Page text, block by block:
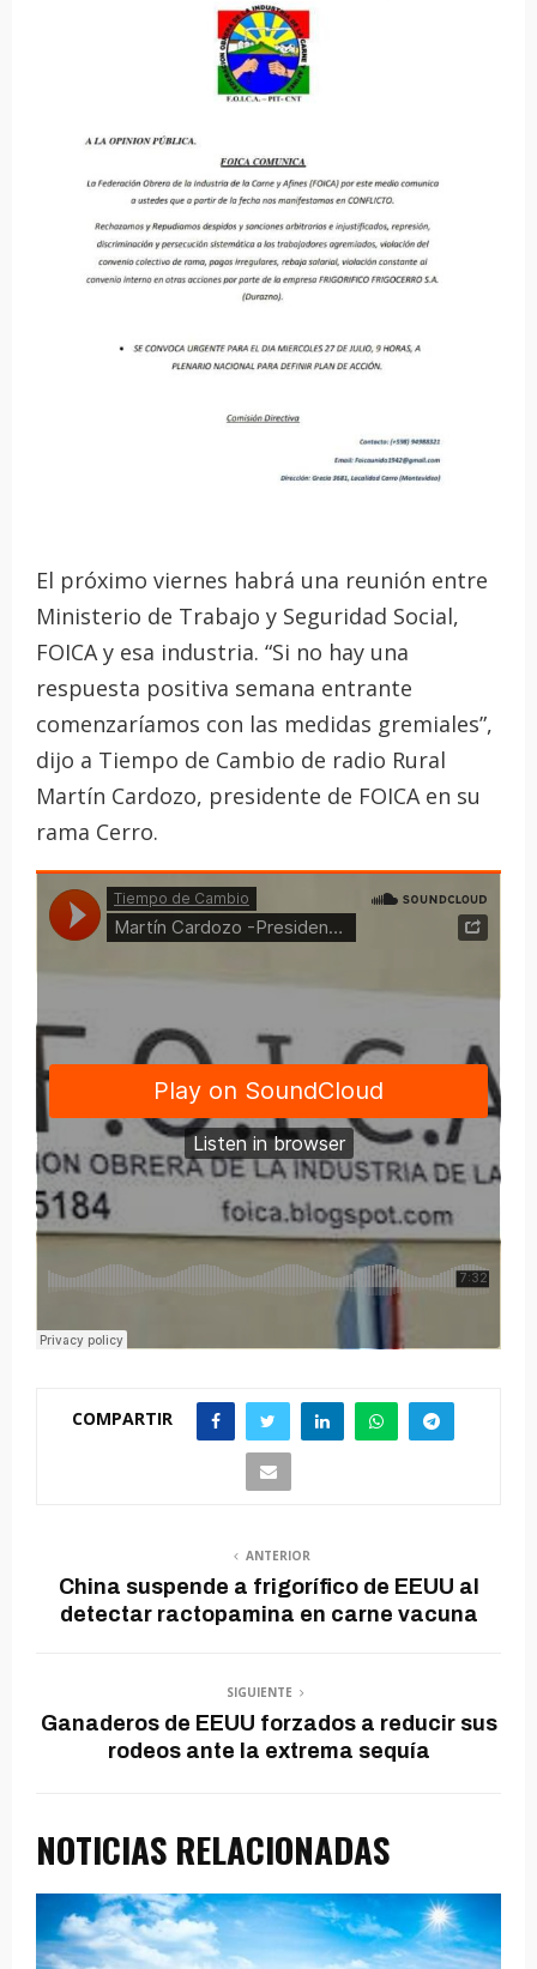
El próximo viernes habrá una reunión entre
Ministerio de Trabajo y Seguridad Social,
FOICA y esa industria. “Si no hay una
respuesta positiva semana entrante
comenzaríamos con las medidas gremiales”,
dijo a Tiempo de Cambio de radio Rural
Martín Cardozo, presidente de FOICA en su
rama Cerro.
COMPARTIR
ANTERIOR
China suspende a frigorífico de EEUU al
detectar ractopamina en carne vacuna
SIGUIENTE
Ganaderos de EEUU forzados a reducir sus
rodeos ante la extrema sequía
NOTICIAS RELACIONADAS